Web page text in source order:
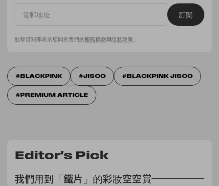
露，自己平日其實沒有什麼購物慾，很少會花錢買東西
給自己，但某一天看到一則遊戲廣告後，就開始沉迷該
遊戲，甚至願意「課金」，還直言「我去年花最多錢就
JISOO
訂閱
點擊訂閱即表示您同意我們的服務條款與隱私政策
BLACKPINK JISOO BLACKPINK JISOO
PREMIUM ARTICLE
Editor's Pick
我們用到「鐵片」的彩妝空空賞